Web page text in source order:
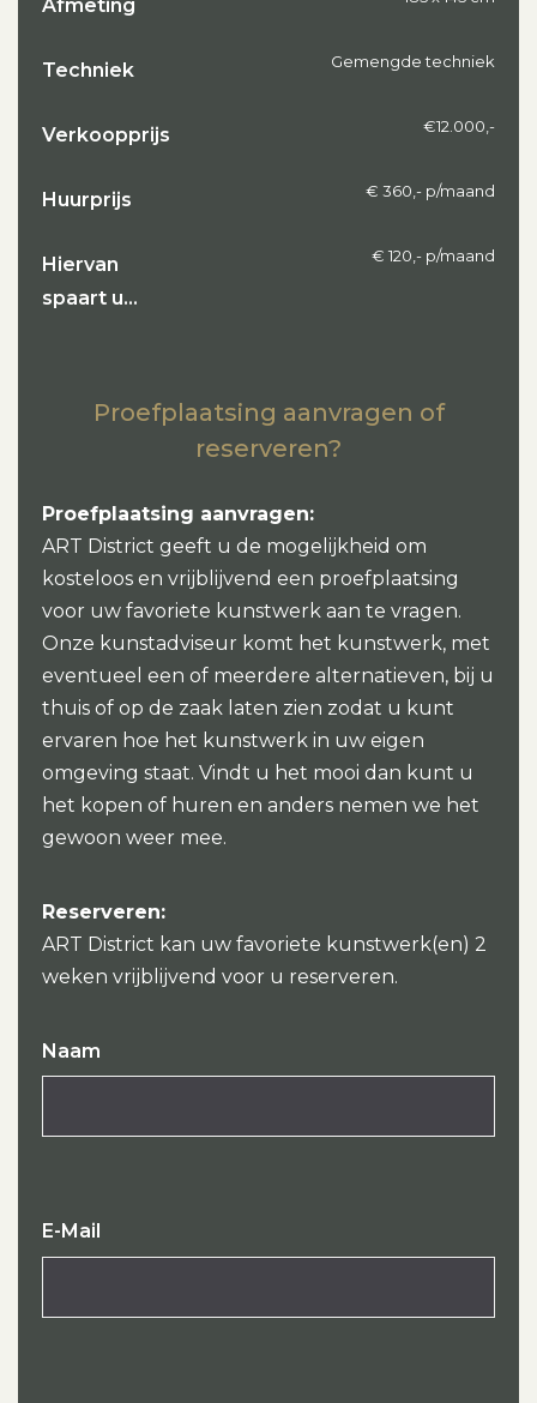
Afmeting
Techniek Gemengde techniek
Verkoopprijs €12.000,-
Huurprijs € 360,- p/maand
Hiervan
spaart u…
€ 120,- p/maand
Proefplaatsing aanvragen of
reserveren?
Proefplaatsing aanvragen:
ART District geeft u de mogelijkheid om
kosteloos en vrijblijvend een proefplaatsing
voor uw favoriete kunstwerk aan te vragen.
Onze kunstadviseur komt het kunstwerk, met
eventueel een of meerdere alternatieven, bij u
thuis of op de zaak laten zien zodat u kunt
ervaren hoe het kunstwerk in uw eigen
omgeving staat. Vindt u het mooi dan kunt u
het kopen of huren en anders nemen we het
gewoon weer mee.
Reserveren:
ART District kan uw favoriete kunstwerk(en) 2
weken vrijblijvend voor u reserveren.
Naam
E-Mail